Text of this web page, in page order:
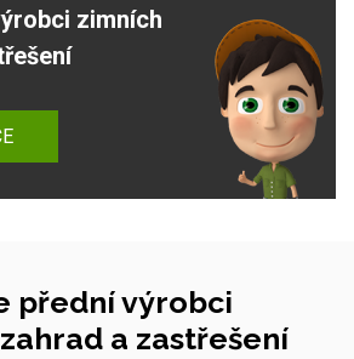
zimních
přední výrobci
a zastřešení